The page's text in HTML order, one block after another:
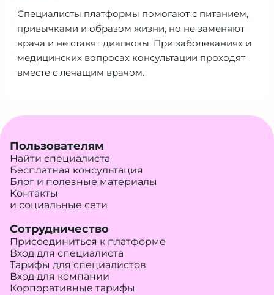
Специалисты платформы помогают с питанием,
привычками и образом жизни, но не заменяют
врача и не ставят диагнозы. При заболеваниях и
медицинских вопросах консультации проходят
вместе с лечащим врачом.
Пользователям
Найти специалиста
Бесплатная консультация
Блог и полезные материалы
Контакты
и социальные сети
Сотрудничество
Присоединиться к платформе
Вход для специалиста
Тарифы для специалистов
Вход для компании
Корпоративные тарифы